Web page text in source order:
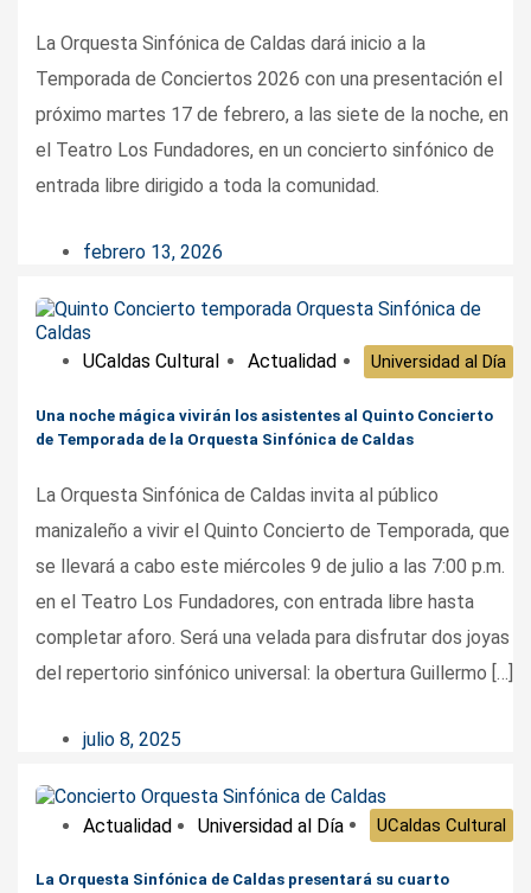
La Orquesta Sinfónica de Caldas dará inicio a la
Temporada de Conciertos 2026 con una presentación el
próximo martes 17 de febrero, a las siete de la noche, en
el Teatro Los Fundadores, en un concierto sinfónico de
entrada libre dirigido a toda la comunidad.
febrero 13, 2026
UCaldas Cultural Actualidad Universidad al Día
Una noche mágica vivirán los asistentes al Quinto Concierto
de Temporada de la Orquesta Sinfónica de Caldas
La Orquesta Sinfónica de Caldas invita al público
manizaleño a vivir el Quinto Concierto de Temporada, que
se llevará a cabo este miércoles 9 de julio a las 7:00 p.m.
en el Teatro Los Fundadores, con entrada libre hasta
completar aforo. Será una velada para disfrutar dos joyas
del repertorio sinfónico universal: la obertura Guillermo […]
julio 8, 2025
Actualidad Universidad al Día UCaldas Cultural
La Orquesta Sinfónica de Caldas presentará su cuarto